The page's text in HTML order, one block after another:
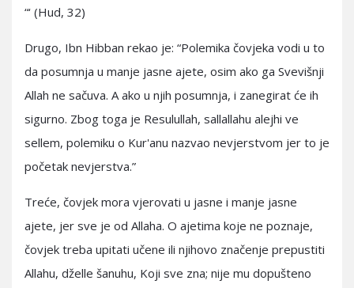
“‘ (Hud, 32)
Drugo, Ibn Hibban rekao je: “Polemika čovjeka vodi u to
da posumnja u manje jasne ajete, osim ako ga Svevišnji
Allah ne sačuva. A ako u njih posumnja, i zanegirat će ih
sigurno. Zbog toga je Resulullah, sallallahu alejhi ve
sellem, polemiku o Kur'anu nazvao nevjerstvom jer to je
početak nevjerstva.”
Treće, čovjek mora vjerovati u jasne i manje jasne
ajete, jer sve je od Allaha. O ajetima koje ne poznaje,
čovjek treba upitati učene ili njihovo značenje prepustiti
Allahu, dželle šanuhu, Koji sve zna; nije mu dopušteno